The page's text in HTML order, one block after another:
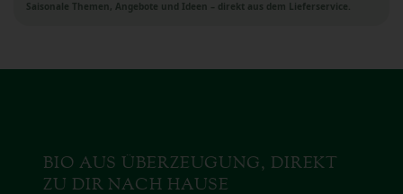
Saisonale Themen, Angebote und Ideen – direkt aus dem Lieferservice.
BIO AUS ÜBERZEUGUNG, DIREKT
ZU DIR NACH HAUSE